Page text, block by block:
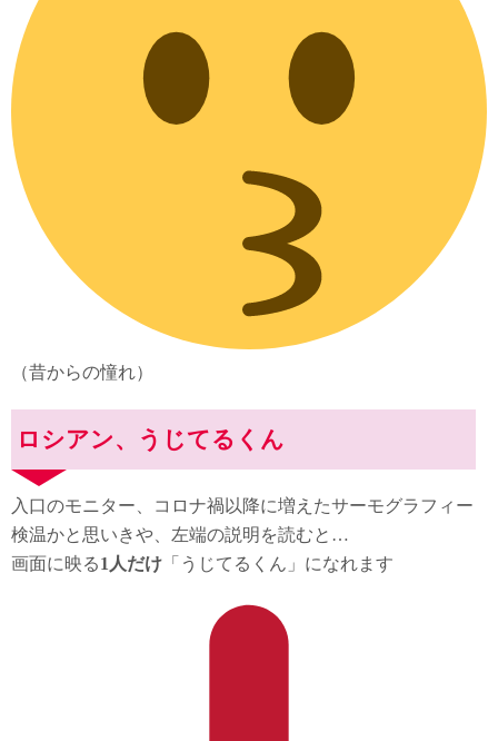
（昔からの憧れ）
ロシアン、うじてるくん
入口のモニター、コロナ禍以降に増えたサーモグラフィー
検温かと思いきや、左端の説明を読むと…
画面に映る1人だけ 「うじてるくん」になれます